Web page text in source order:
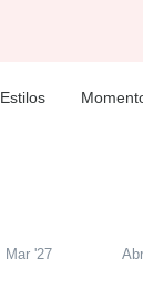
Estilos
Mar '27